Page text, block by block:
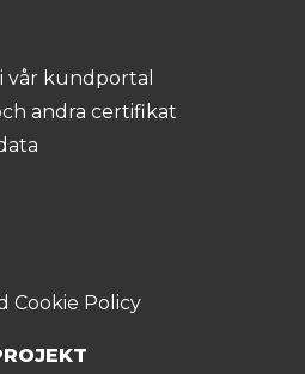
vår kundportal
andra certifikat
Cookie Policy